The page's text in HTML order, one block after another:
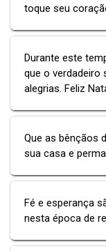
toque seu
Durante este
que o verdadeiro
alegrias. Feliz
Que as bênçãos
sua casa e
Fé e esperança
nesta época de